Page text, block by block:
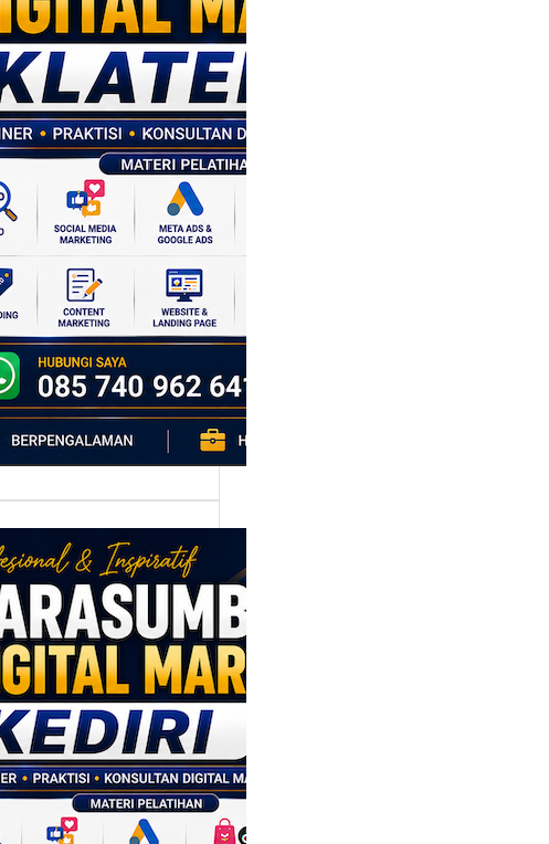
Narasumber
Digital Marketing
Klaten: Membantu
UMKM dan SDM
Lokal Naik Kelas
Melalui Strategi
Digital
Setiap daerah memiliki
potensi ekonomi yang
berbeda, dan Klaten
adalah…
Narasumber
Digital Marketing
Kediri: Membangun
Strategi
Pemasaran
Berbasis Data
untuk Bisnis yang
Bertumbuh